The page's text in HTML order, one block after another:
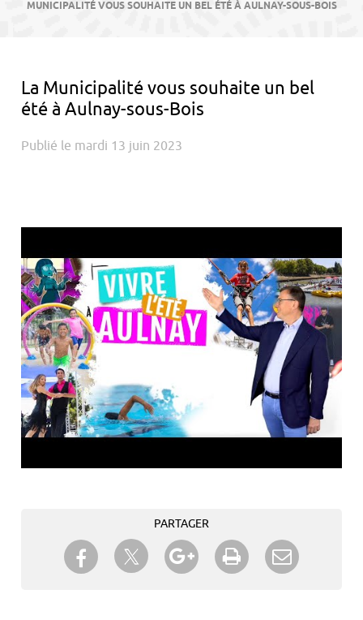
MUNICIPALITÉ VOUS SOUHAITE UN BEL ÉTÉ À AULNAY-SOUS-BOIS
La Municipalité vous souhaite un bel
été à Aulnay-sous-Bois
Publié le mardi 13 juin 2023
PARTAGER
Partager sur Facebook
Partager sur TwitterPartager sur Google+
Imprimer